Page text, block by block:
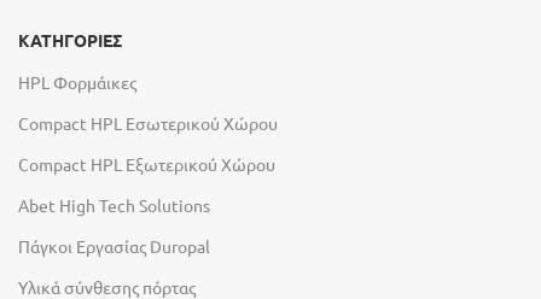
ΚΑΤΗΓΟΡΙΕΣ
HPL Φορμάικες
Compact HPL Εσωτερικού Χώρου
Compact HPL Εξωτερικού Χώρου
Abet High Tech Solutions
Πάγκοι Εργασίας Duropal
Υλικά σύνθεσης πόρτας